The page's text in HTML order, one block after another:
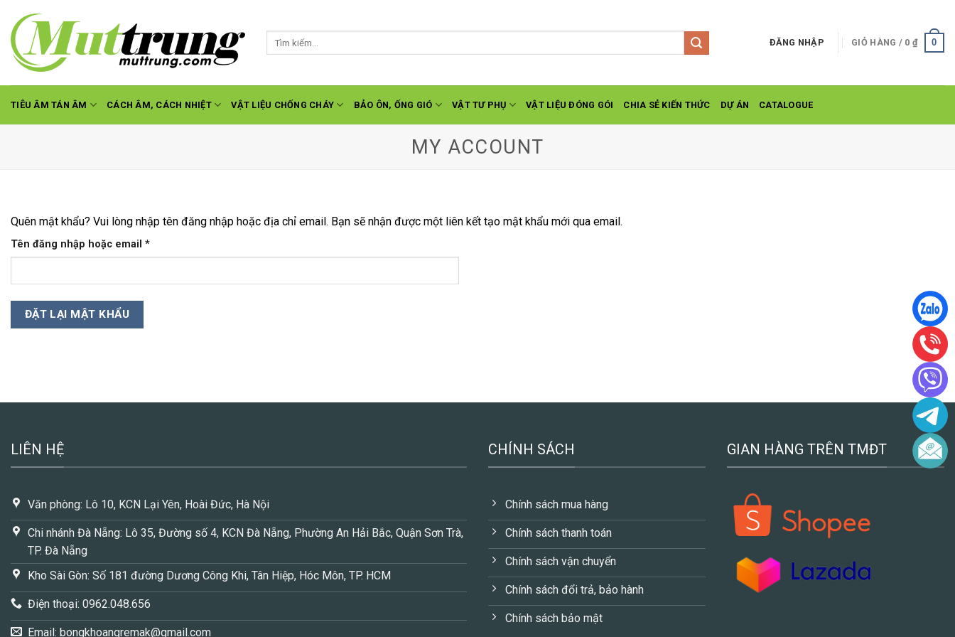
content
ĐĂNG NHẬP GIỎ HÀNG / 0 ₫ 0
TIÊU ÂM TÁN ÂM CÁCH ÂM, CÁCH NHIỆT VẬT LIỆU CHỐNG CHÁY BẢO ÔN, ỐNG GIÓ VẬT TƯ PHỤ VẬT LIỆU ĐÓNG GÓI CHIA SẺ KIẾN THỨC DỰ ÁN CATALOGUE
MY ACCOUNT
Quên mật khẩu? Vui lòng nhập tên đăng nhập hoặc địa chỉ email. Bạn sẽ nhận được một liên kết tạo mật khẩu mới qua email.
Tên đăng nhập hoặc email *Bắt
buộc
ĐẶT LẠI MẬT KHẨU
LIÊN HỆ
Văn phòng: Lô 10, KCN Lại Yên, Hoài Đức, Hà Nội
Chi nhánh Đà Nẵng: Lô 35, Đường số 4, KCN Đà Nẵng, Phường An Hải Bắc, Quận Sơn Trà,
TP. Đà Nẵng
Kho Sài Gòn: Số 181 đường Dương Công Khi, Tân Hiệp, Hóc Môn, TP. HCM
Điện thoại: 0962.048.656
Email: bongkhoangremak@gmail.com
CHÍNH SÁCH
Chính sách mua hàng
Chính sách thanh toán
Chính sách vận chuyển
Chính sách đổi trả, bảo hành
Chính sách bảo mật
GIAN HÀNG TRÊN TMĐT